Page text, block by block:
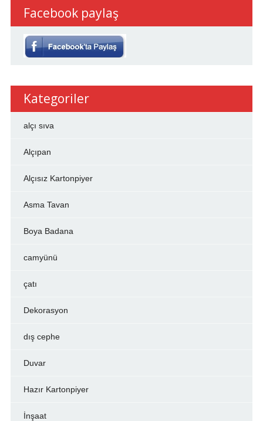
Facebook paylaş
Kategoriler
alçı sıva
Alçıpan
Alçısız Kartonpiyer
Asma Tavan
Boya Badana
camyünü
çatı
Dekorasyon
dış cephe
Duvar
Hazır Kartonpiyer
İnşaat